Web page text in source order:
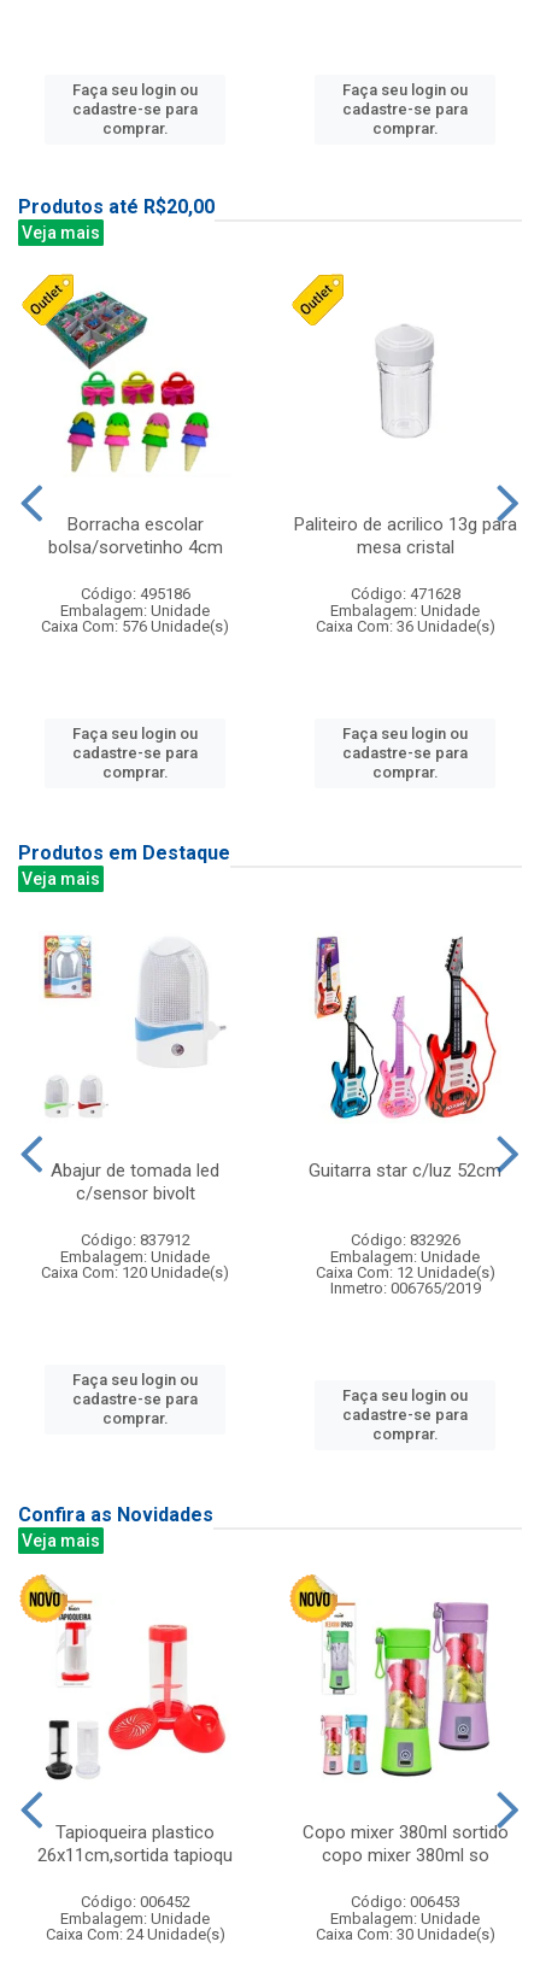
Faça seu login ou
cadastre-se para
comprar.
Faça seu login ou
cadastre-se para
comprar.
Produtos até R$20,00
Veja mais
Borracha escolar
bolsa/sorvetinho 4cm
Código: 495186
Embalagem: Unidade
Caixa Com: 576 Unidade(s)
Faça seu login ou
cadastre-se para
comprar.
Paliteiro de acrilico 13g para
mesa cristal
Código: 471628
Embalagem: Unidade
Caixa Com: 36 Unidade(s)
Faça seu login ou
cadastre-se para
comprar.
Produtos em Destaque
Veja mais
Abajur de tomada led
c/sensor bivolt
Código: 837912
Embalagem: Unidade
Caixa Com: 120 Unidade(s)
Faça seu login ou
cadastre-se para
comprar.
Guitarra star c/luz 52cm
Código: 832926
Embalagem: Unidade
Caixa Com: 12 Unidade(s)
Inmetro: 006765/2019
Faça seu login ou
cadastre-se para
comprar.
Confira as Novidades
Veja mais
Tapioqueira plastico
26x11cm,sortida tapioqu
Código: 006452
Embalagem: Unidade
Caixa Com: 24 Unidade(s)
Copo mixer 380ml sortido
copo mixer 380ml so
Código: 006453
Embalagem: Unidade
Caixa Com: 30 Unidade(s)